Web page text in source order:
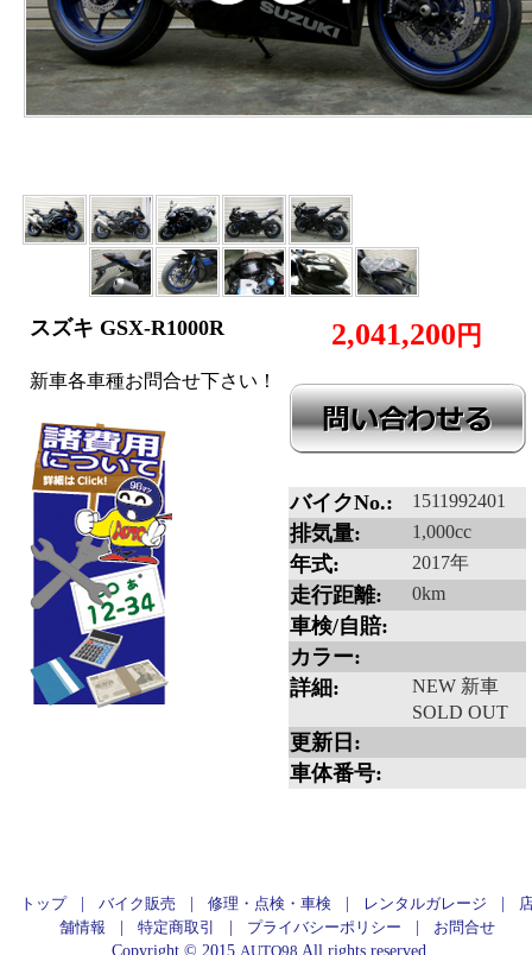
スズキ GSX-R1000R
新車各車種お問合せ下さい！
2,041,200 円
バイクNo.: 1511992401
排気量: 1,000cc
年式: 2017年
走行距離: 0km
車検/自賠:
カラー:
詳細:
NEW 新車
SOLD OUT
更新日:
車体番号:
トップ|バイク販売 |修理・点検・車検 | レンタルガレージ |
舗情報
|特定商取引 | プライバシーポリシー | お問合せ
Copyright © 2015 AUTO98 All rights reserved